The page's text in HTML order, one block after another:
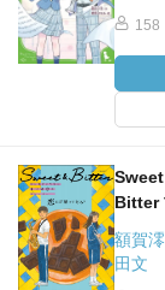
158
Bitter
額賀
田文